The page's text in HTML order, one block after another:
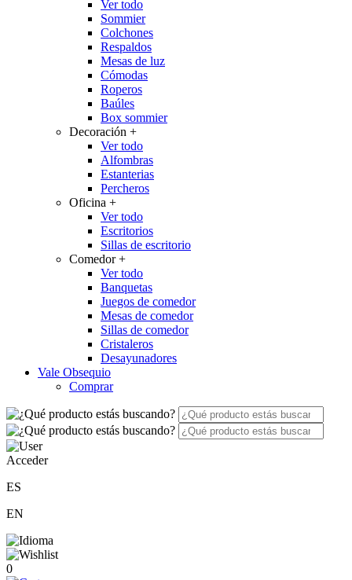
Ver todo
Sommier
Colchones
Respaldos
Mesas de luz
Cómodas
Roperos
Baúles
Box sommier
Decoración +
Ver todo
Alfombras
Estanterias
Percheros
Oficina +
Ver todo
Escritorios
Sillas de escritorio
Comedor+
Ver todo
Banquetas
Juegos de comedor
Mesas de comedor
Sillas de comedor
Cristaleros
Desayunadores
Vale Obsequio
Comprar
Acceder
ES
EN
0